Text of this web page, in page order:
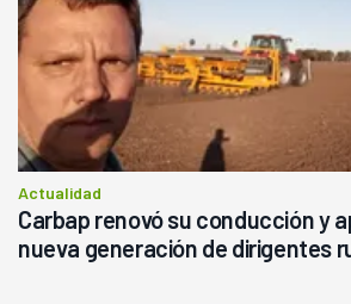
Actualidad
Carbap renovó su conducción y
nueva generación de dirigentes